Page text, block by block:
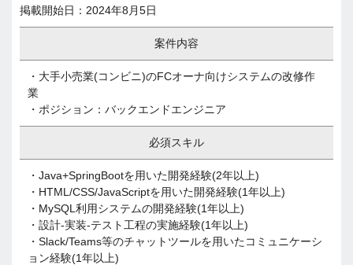
掲載開始日：2024年8月5日
案件内容
・大手小売業(コンビニ)のFCオーナ向けシステムの改修作
業
・ポジション：バックエンドエンジニア
必須スキル
・Java+SpringBootを用いた開発経験(2年以上)
・HTML/CSS/JavaScriptを用いた開発経験(1年以上)
・MySQL利用システムの開発経験(1年以上)
・設計-実装-テスト工程の実施経験(1年以上)
・Slack/Teams等のチャットツールを用いたコミュニケーシ
ョン経験(1年以上)